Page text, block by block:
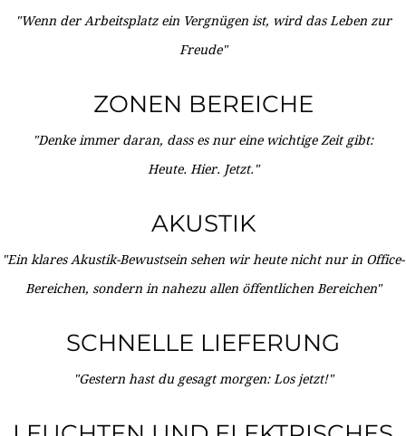
"Wenn der Arbeitsplatz ein Vergnügen ist, wird das Leben zur
Freude"
ZONEN BEREICHE
"Denke immer daran, dass es nur eine wichtige Zeit gibt:
Heute. Hier. Jetzt."
AKUSTIK
"Ein klares Akustik-Bewustsein sehen wir heute nicht nur in Office-
Bereichen, sondern in nahezu allen öffentlichen Bereichen"
SCHNELLE LIEFERUNG
"Gestern hast du gesagt morgen: Los jetzt!"